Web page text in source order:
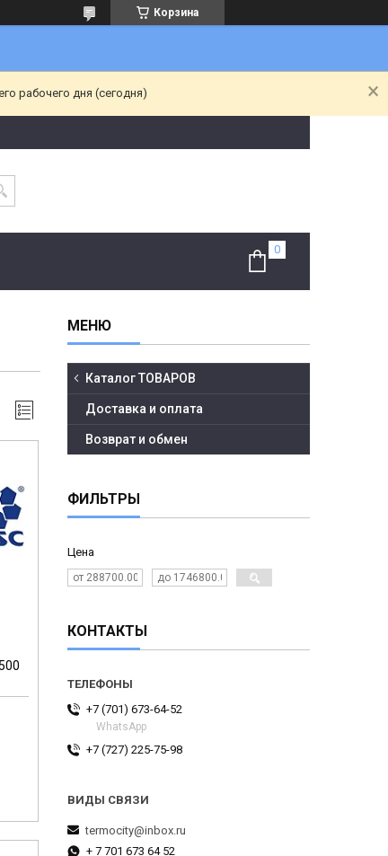
Корзина
рабочего дня (сегодня)
Каталог ТОВАРОВ
Доставка и оплата
Возврат и обмен
ФИЛЬТРЫ
Цена
КОНТАКТЫ
+7 (701) 673-64-52
WhatsApp
+7 (727) 225-75-98
termocity@inbox.ru
+ 7 701 673 64 52